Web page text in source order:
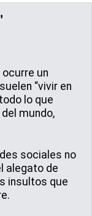
un
“vivir en
lo que
mundo,
sociales no
alegato de
insultos que